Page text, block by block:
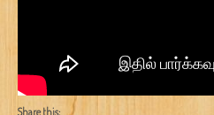
Share this: